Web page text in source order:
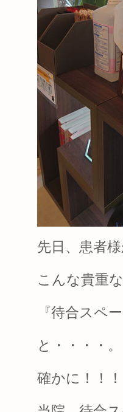
先日、患者
こんな貴重
『待合スペ
と・・・・。
確かに！！！